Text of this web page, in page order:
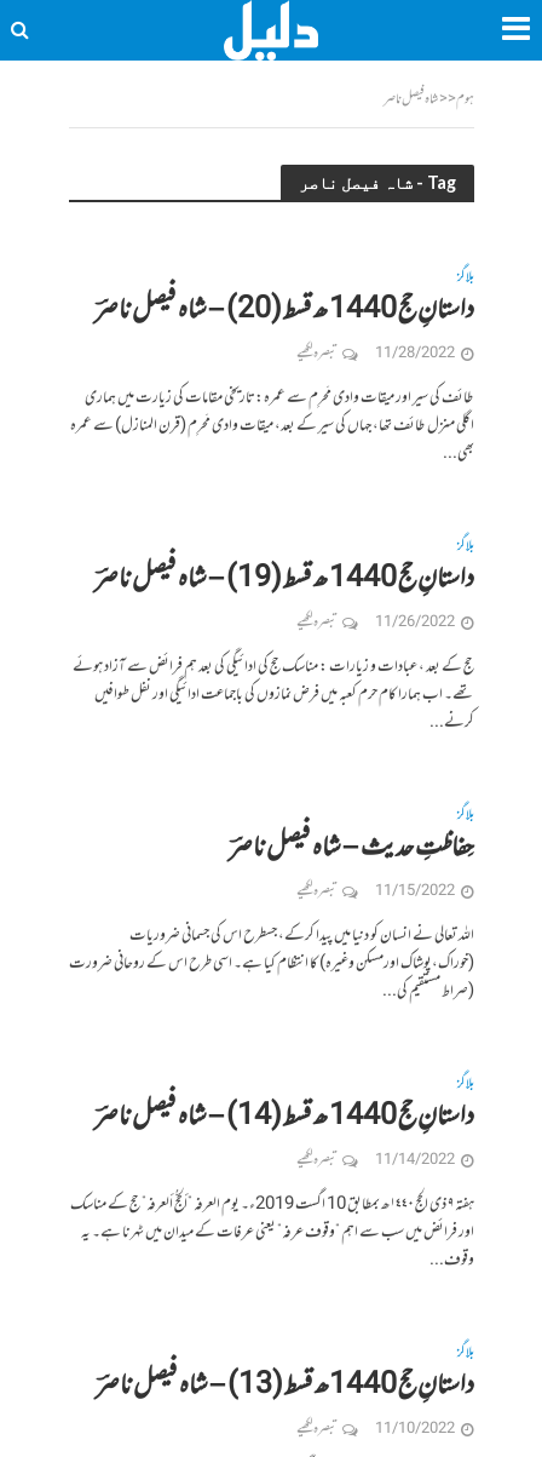
ہوم<<شاہ فیصل ناصر
Tag - شاہ فیصل ناصر
بلاگز
داستانِ حج 1440 ھ قسط (20) – شاہ فیصل ناصرؔ
11/28/2022 تبصرہ لکھیے
طائف کی سیر اور میقات وادی مَحرِم سے عمرہ:تاریخی مقامات کی زیارت میں ہماری
اگلی منزل طائف تھا، جہاں کی سیر کے بعد، میقات وادی مَحرِم (قرن المنازل) سے عمرہ
بھی...
بلاگز
داستانِ حج 1440 ھ قسط (19) – شاہ فیصل ناصرؔ
11/26/2022 تبصرہ لکھیے
حج کے بعد ، عبادات و زیارات : مناسک حج کی ادائیگی کی بعد ہم فرائض سے آزاد ہوئے
تھے۔ اب ہمارا کام حرم کعبہ میں فرض نمازوں کی باجماعت ادائیگی اور نفل طوافیں
کرنے...
بلاگز
حِفاظتِ حديث – شاہ فیصل ناصرؔ
11/15/2022 تبصرہ لکھیے
اللہ تعالی نے انسان کو دنیا میں پیدا کرکے، جسطرح اس کی جسمانی ضروریات
(خوراک،پوشاک اورمسکن وغیرہ) کا انتظام کیا ہے۔ اسی طرح اس کے روحانی ضرورت
(صراط مستقیم کی...
بلاگز
داستانِ حج 1440 ھ قسط (14) – شاہ فیصل ناصرؔ
11/14/2022 تبصرہ لکھیے
ہفتہ ٩ ذی الحج ١٤٤٠ھ بمطابق 10 اگست 2019ء۔ یوم العرفه ”ألحجُّ ألعرفه” حج كے مناسک
اور فرائض میں سب سے اہم ”وقوف عرفہ” یعنی عرفات کے میدان میں ٹہرنا ہے۔ یہ
وقوف...
بلاگز
داستانِ حج 1440ھ قسط (13) – شاہ فیصل ناصرؔ
11/10/2022 تبصرہ لکھیے